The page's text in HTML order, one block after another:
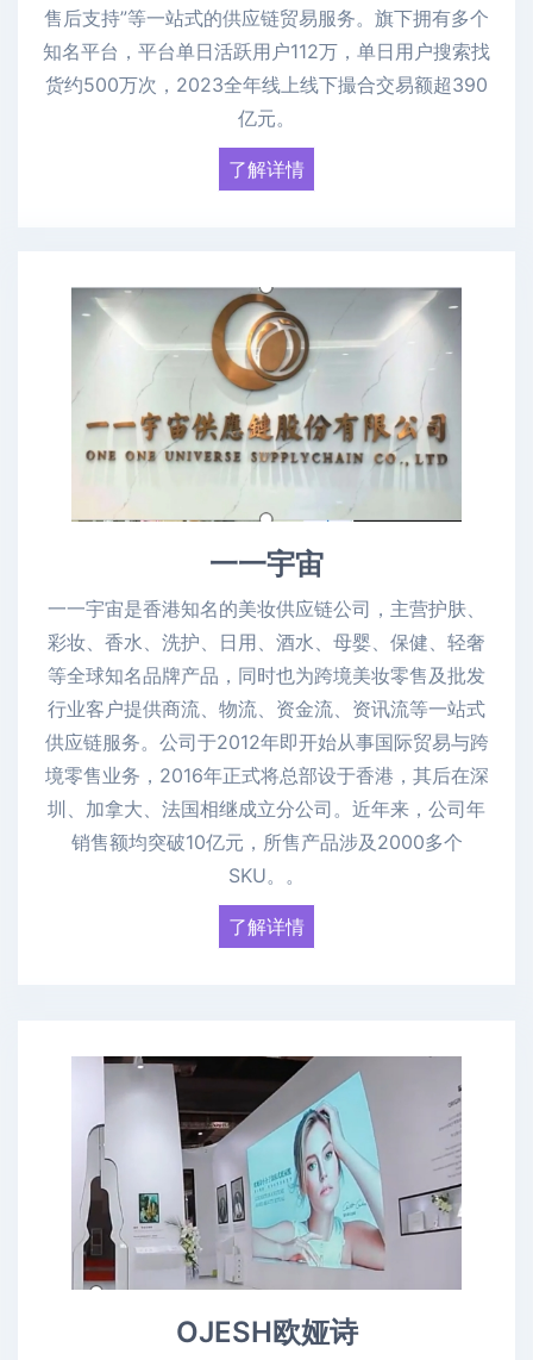
售后支持”等一站式的供应链贸易服务。旗下拥有多个
知名平台，平台单日活跃用户112万，单日用户搜索找
货约500万次，2023全年线上线下撮合交易额超390
亿元。
了解详情
一一宇宙
一一宇宙是香港知名的美妆供应链公司，主营护肤、
彩妆、香水、洗护、日用、酒水、母婴、保健、轻奢
等全球知名品牌产品，同时也为跨境美妆零售及批发
行业客户提供商流、物流、资金流、资讯流等一站式
供应链服务。公司于2012年即开始从事国际贸易与跨
境零售业务，2016年正式将总部设于香港，其后在深
圳、加拿大、法国相继成立分公司。近年来，公司年
销售额均突破10亿元，所售产品涉及2000多个
SKU。。
了解详情
OJESH欧娅诗